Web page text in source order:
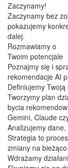
Zaczynamy!
Zaczynamy bez
pokazujemy
dalej.
Rozmawiamy o
Twoim potencjale
Poznajmy się i
rekomendacje AI
Definiujemy
Tworzymy plan
bycia
Gemini, Claude
Analizujemy
Strategia to
zmiany na
Wdrażamy